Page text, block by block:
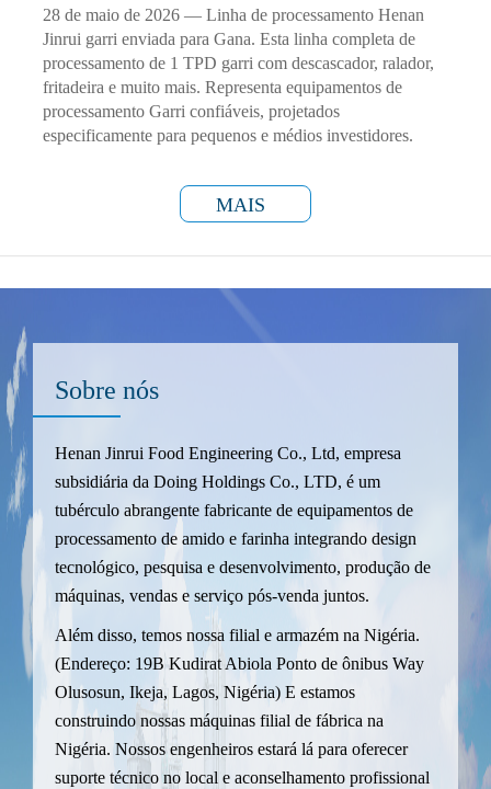
28 de maio de 2026 — Linha de processamento Henan
Jinrui garri enviada para Gana. Esta linha completa de
processamento de 1 TPD garri com descascador, ralador,
fritadeira e muito mais. Representa equipamentos de
processamento Garri confiáveis, projetados
especificamente para pequenos e médios investidores.
MAIS
Sobre nós
Henan Jinrui Food Engineering Co., Ltd, empresa
subsidiária da Doing Holdings Co., LTD, é um
tubérculo abrangente fabricante de equipamentos de
processamento de amido e farinha integrando design
tecnológico, pesquisa e desenvolvimento, produção de
máquinas, vendas e serviço pós-venda juntos.
Além disso, temos nossa filial e armazém na Nigéria.
(Endereço: 19B Kudirat Abiola Ponto de ônibus Way
Olusosun, Ikeja, Lagos, Nigéria) E estamos
construindo nossas máquinas filial de fábrica na
Nigéria. Nossos engenheiros estará lá para oferecer
suporte técnico no local e aconselhamento profissional